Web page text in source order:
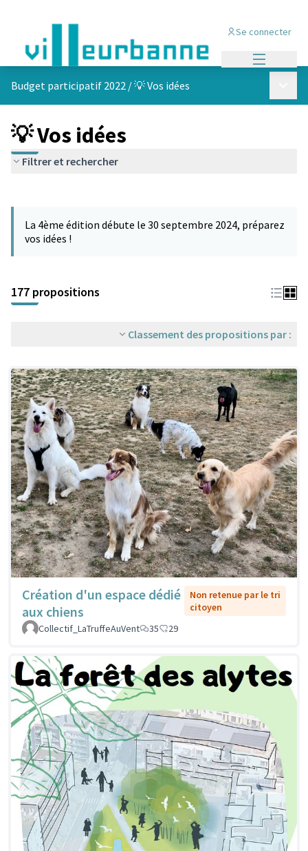
Se connecter
Budget participatif 2022 /💡 Vos idées
💡 Vos idées
Filtrer et rechercher
−
La 4ème édition débute le 30 septembre 2024, préparez
vos idées !
177 propositions
Classement des propositions par :
Création d'un espace dédié
aux chiens
Non retenue par le tri
citoyen
Collectif_LaTruffeAuVent
35 29